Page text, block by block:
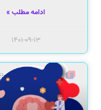
ادامه مطلب »
۱۴۰۱-۰۹-۱۳